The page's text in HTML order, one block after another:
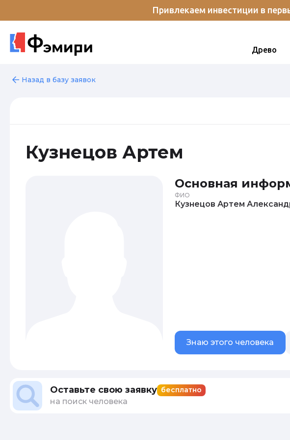
Привлекаем инвестиции в
Древо
Назад в базу заявок
Кузнецов Артем
Основная
ФИО
Кузнецов Артем
Знаю этого человека
Оставьте свою заявку бесплатно
на поиск человека